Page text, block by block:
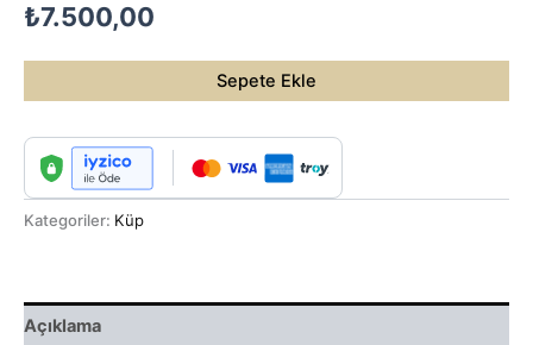
₺7.500,00
adet
Sepete Ekle
Kategoriler: Küp
Açıklama